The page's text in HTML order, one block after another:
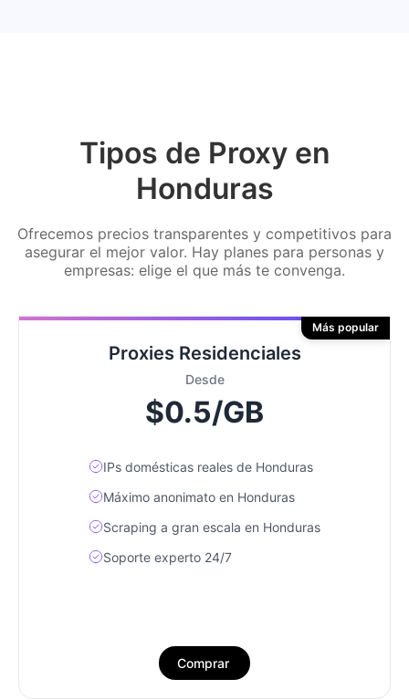
Tipos de Proxy en
Honduras
Ofrecemos precios transparentes y competitivos para
asegurar el mejor valor. Hay planes para personas y
empresas: elige el que más te convenga.
Proxies Residenciales
Desde
$0.5/GB
IPs domésticas reales de Honduras
Máximo anonimato en Honduras
Scraping a gran escala en Honduras
Soporte experto 24/7
Más popular
Comprar